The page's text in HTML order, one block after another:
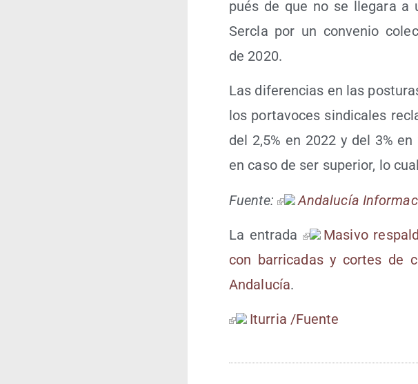
pués de que no se lle­ga­ra a
Ser­cla por un con­ve­nio
de 2020.
Las dife­ren­cias en las
los por­ta­vo­ces sin­di­ca­les
del 2,5% en 2022 y del 3%
en caso de ser supe­rior, lo
Fuen­te: Anda­lu­cía
La entra­da
Masi­vo
con barri­ca­das y cor­tes de
Anda­lu­cía.
Itu­rria /​Fuen­te